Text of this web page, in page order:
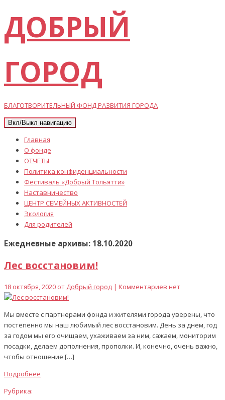
ДОБРЫЙ
ГОРОД
БЛАГОТВОРИТЕЛЬНЫЙ ФОНД РАЗВИТИЯ ГОРОДА
Вкл/Выкл навигацию
Главная
О фонде
ОТЧЕТЫ
Политика конфиденциальности
Фестиваль «Добрый Тольятти»
Наставничество
ЦЕНТР СЕМЕЙНЫХ АКТИВНОСТЕЙ
Экология
Для родителей
Ежедневные архивы: 18.10.2020
Лес восстановим!
18 октября, 2020 от Добрый город | Комментариев нет
Мы вместе с партнерами фонда и жителями города уверены, что
постепенно мы наш любимый лес восстановим. День за днем, год
за годом мы его очищаем, ухаживаем за ним, сажаем, мониторим
посадки, делаем дополнения, прополки. И, конечно, очень важно,
чтобы отношение […]
Подробнее
Рубрика: